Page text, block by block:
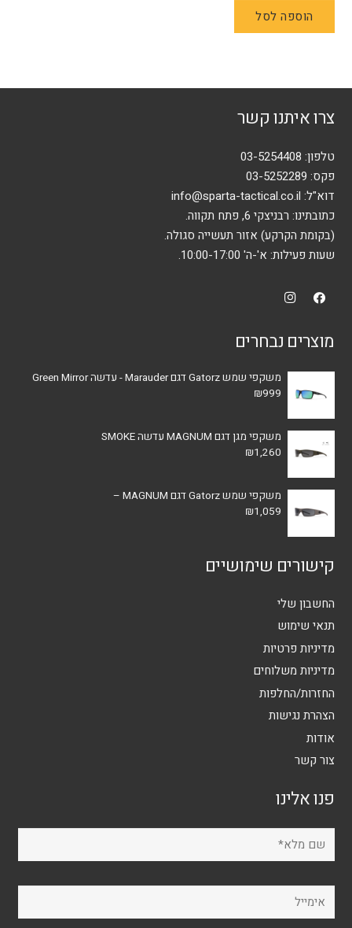
הוספה לסל
צרו איתנו קשר
טלפון: 03-5254408
פקס: 03-5252289
דוא"ל: info@sparta-tactical.co.il
כתובתינו: רבניצקי 6, פתח תקווה.
(בקומת הקרקע) אזור תעשייה סגולה.
שעות פעילות: א'-ה' 10:00-17:00.
מוצרים נבחרים
משקפי שמש Gatorz דגם Marauder - עדשה Green Mirror
₪999
משקפי מגן דגם MAGNUM עדשה SMOKE
₪1,260
משקפי שמש Gatorz דגם MAGNUM –
₪1,059
קישורים שימושיים
החשבון שלי
תנאי שימוש
מדיניות פרטיות
מדיניות משלוחים
החזרות/החלפות
הצהרת נגישות
אודות
צור קשר
פנו אלינו